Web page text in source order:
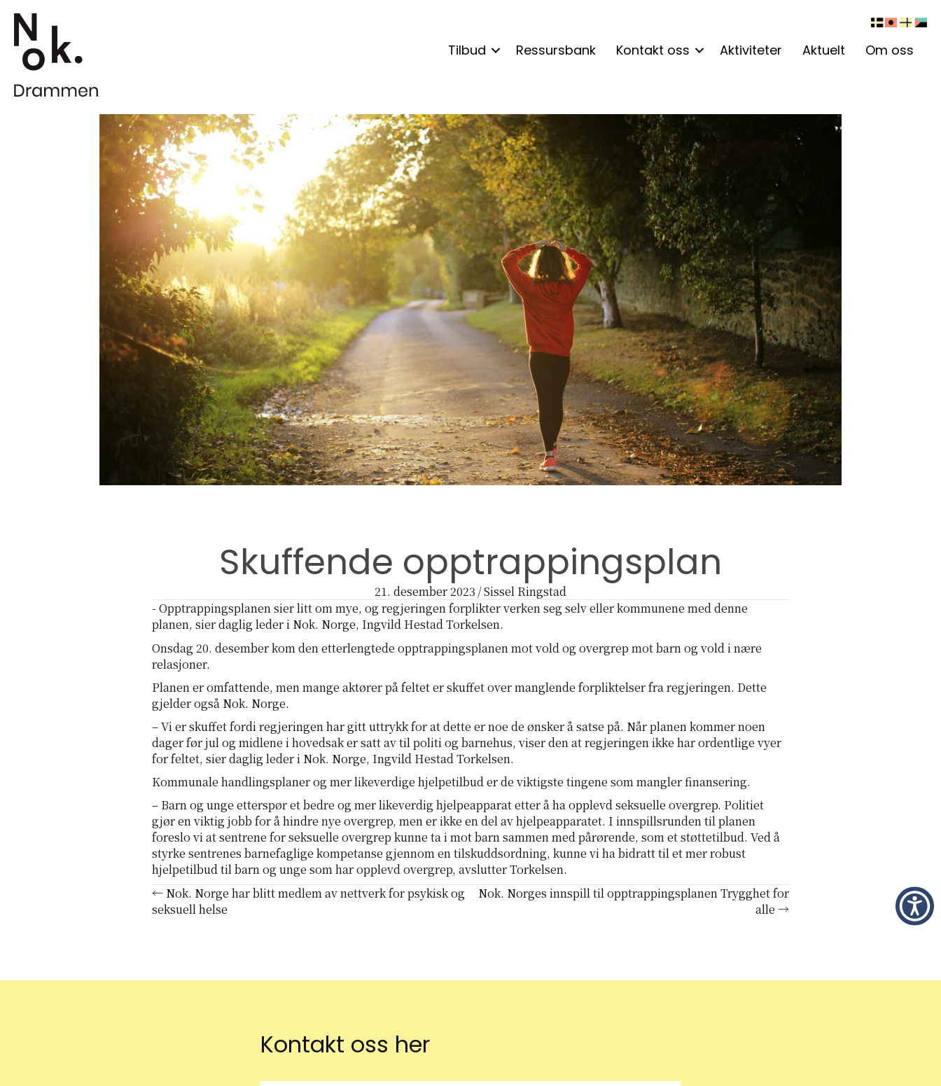
Tilbud Ressursbank Kontakt oss Aktiviteter Aktuelt Om oss
Skuffende opptrappingsplan
21. desember 2023 /Sissel Ringstad
- Opptrappingsplanen sier litt om mye, og regjeringen forplikter verken seg selv eller kommunene med denne
planen, sier daglig leder i Nok. Norge, Ingvild Hestad Torkelsen.
Onsdag 20. desember kom den etterlengtede opptrappingsplanen mot vold og overgrep mot barn og vold i nære
relasjoner.
Planen er omfattende, men mange aktører på feltet er skuffet over manglende forpliktelser fra regjeringen. Dette
gjelder også Nok. Norge.
– Vi er skuffet fordi regjeringen har gitt uttrykk for at dette er noe de ønsker å satse på. Når planen kommer noen
dager før jul og midlene i hovedsak er satt av til politi og barnehus, viser den at regjeringen ikke har ordentlige vyer
for feltet, sier daglig leder i Nok. Norge, Ingvild Hestad Torkelsen.
Kommunale handlingsplaner og mer likeverdige hjelpetilbud er de viktigste tingene som mangler finansering.
– Barn og unge etterspør et bedre og mer likeverdig hjelpeapparat etter å ha opplevd seksuelle overgrep. Politiet
gjør en viktig jobb for å hindre nye overgrep, men er ikke en del av hjelpeapparatet. I innspillsrunden til planen
foreslo vi at sentrene for seksuelle overgrep kunne ta i mot barn sammen med pårørende, som et støttetilbud. Ved å
styrke sentrenes barnefaglige kompetanse gjennom en tilskuddsordning, kunne vi ha bidratt til et mer robust
hjelpetilbud til barn og unge som har opplevd overgrep, avslutter Torkelsen.
Posts
← Nok. Norge har blitt medlem av nettverk for psykisk og
seksuell helse
Nok. Norges innspill til opptrappingsplanen Trygghet for
alle →
Kontakt oss her